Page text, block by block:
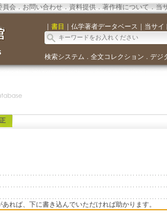
員会． お問い合わせ． 資料提供．著作権について．当
｜ 書目 ｜ 仏学著者データベース ｜ 当サイ
検索システム ． 全文コレクション ． デジ
れば、下に書き込んでいただければ助かります。